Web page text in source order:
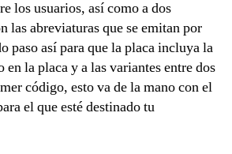
los usuarios, así como a dos
las abreviaturas que se emitan por
paso así para que la placa incluya la
la placa y a las variantes entre dos
código, esto va de la mano con el
el que esté destinado tu